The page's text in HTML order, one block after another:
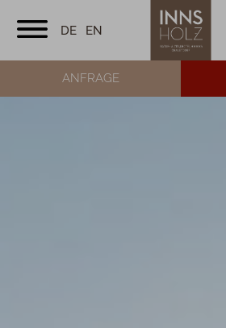
DE EN
ANFRAGE